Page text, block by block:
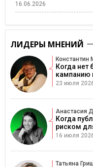
16.06.2026
ЛИДЕРЫ МНЕНИЙ
Константин
Когда
кампанию
23 июля
Анастасия
Когда
риском
16 июля
Татьяна